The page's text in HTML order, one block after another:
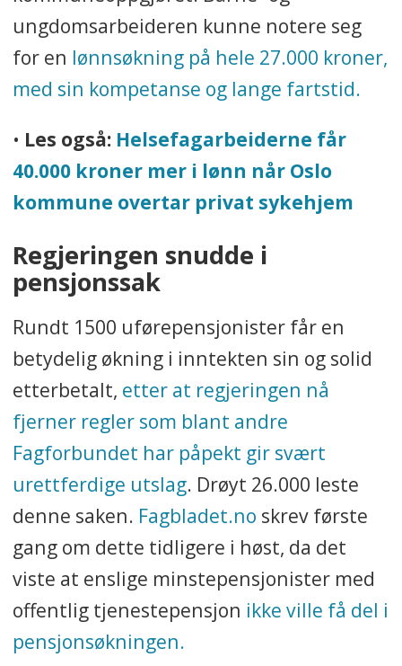
ungdomsarbeideren kunne notere seg
for en lønnsøkning på hele 27.000 kroner,
med sin kompetanse og lange fartstid.
• Les også: Helsefagarbeiderne får
40.000 kroner mer i lønn når Oslo
kommune overtar privat sykehjem
Regjeringen snudde i
pensjonssak
Rundt 1500 uførepensjonister får en
betydelig økning i inntekten sin og solid
etterbetalt, etter at regjeringen nå
fjerner regler som blant andre
Fagforbundet har påpekt gir svært
urettferdige utslag. Drøyt 26.000 leste
denne saken. Fagbladet.no skrev første
gang om dette tidligere i høst, da det
viste at enslige minstepensjonister med
offentlig tjenestepensjon ikke ville få del i
pensjonsøkningen.